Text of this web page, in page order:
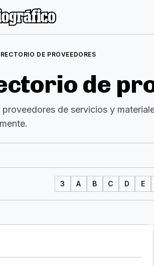
DE PROVEEDORES
de
proveedores de servicios y
3 A B C D E